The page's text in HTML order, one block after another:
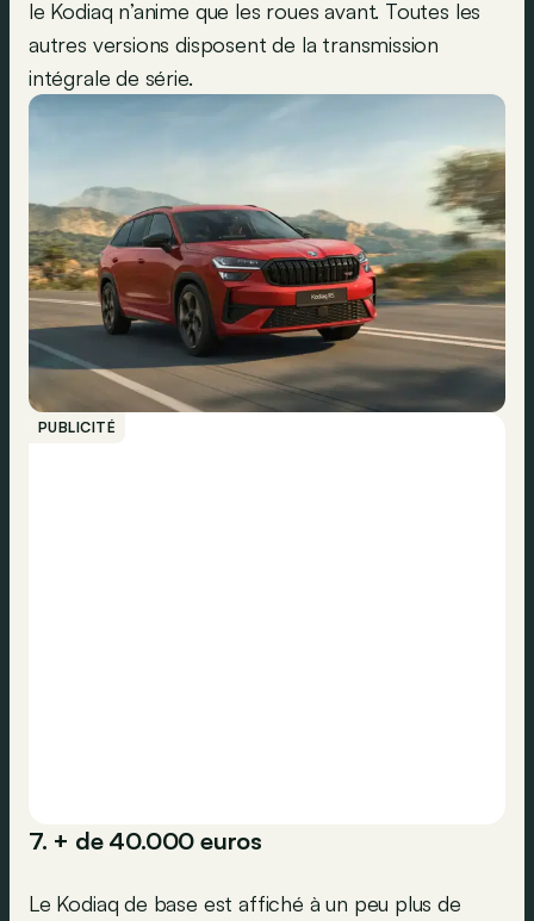
le Kodiaq n’anime que les roues avant. Toutes les
autres versions disposent de la transmission
intégrale de série.
PUBLICITÉ
7. + de 40.000 euros
Le Kodiaq de base est affiché à un peu plus de